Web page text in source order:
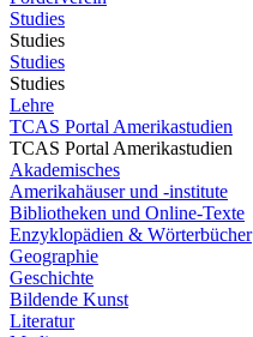
Studies
Studies
Studies
Studies
Lehre
TCAS Portal Amerikastudien
TCAS Portal Amerikastudien
Akademisches
Amerikahäuser und -institute
Bibliotheken und Online-Texte
Enzyklopädien & Wörterbücher
Geographie
Geschichte
Bildende Kunst
Literatur